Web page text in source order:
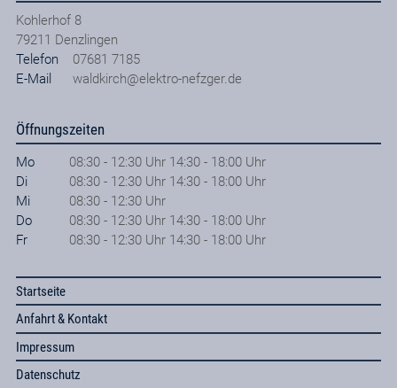
Kohlerhof 8
79211 Denzlingen
Telefon
07681 7185
E-Mail
waldkirch@elektro-nefzger.de
Öffnungszeiten
Mo
08:30 - 12:30 Uhr 14:30 - 18:00 Uhr
Di
08:30 - 12:30 Uhr 14:30 - 18:00 Uhr
Mi
08:30 - 12:30 Uhr
Do
08:30 - 12:30 Uhr 14:30 - 18:00 Uhr
Fr
08:30 - 12:30 Uhr 14:30 - 18:00 Uhr
Startseite
Anfahrt & Kontakt
Impressum
Datenschutz